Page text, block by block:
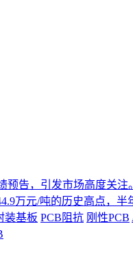
预告，引发市场高度关
万元/吨的历史高点，半
装基板 PCB阻抗 刚性PCB